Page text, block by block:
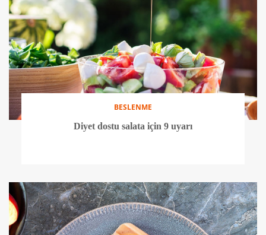
BESLENME
Diyet dostu salata için 9 uyarı